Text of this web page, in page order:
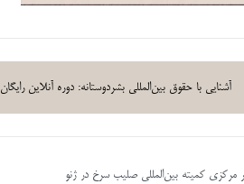
آشنایی با حقوق بین‌المللی بشردوستانه: دوره آنلاین رایگان
مرکزی کمیته بین‌المللی صلیب سرخ در ژنو